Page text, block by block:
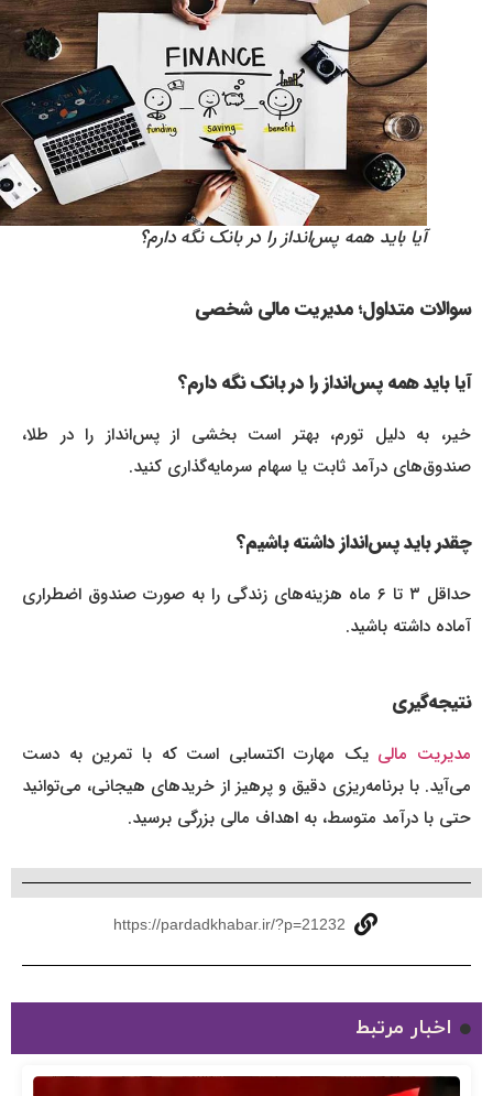
آیا باید همه پس‌انداز را در بانک نگه دارم؟
سوالات متداول؛ مدیریت مالی شخصی
آیا باید همه پس‌انداز را در بانک نگه دارم؟
خیر، به دلیل تورم، بهتر است بخشی از پس‌انداز را در طلا،
صندوق‌های درآمد ثابت یا سهام سرمایه‌گذاری کنید.
چقدر باید پس‌انداز داشته باشیم؟
حداقل ۳ تا ۶ ماه هزینه‌های زندگی را به صورت صندوق اضطراری
آماده داشته باشید.
نتیجه‌گیری
مدیریت مالییک مهارت اکتسابی است که با تمرین به دست
می‌آید. با برنامه‌ریزی دقیق و پرهیز از خریدهای هیجانی، می‌توانید
حتی با درآمد متوسط، به اهداف مالی بزرگی برسید.
https://pardadkhabar.ir/?p=21232
اخبار مرتبط